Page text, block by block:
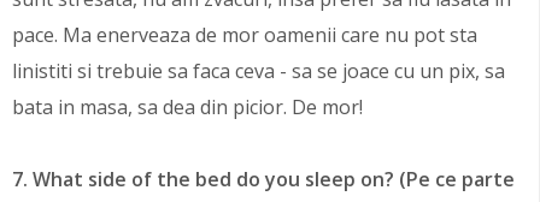
pace. Ma enerveaza de mor oamenii care nu pot sta
linistiti si trebuie sa faca ceva - sa se joace cu un pix, sa
bata in masa, sa dea din picior. De mor!
7. What side of the bed do you sleep on? (Pe ce parte